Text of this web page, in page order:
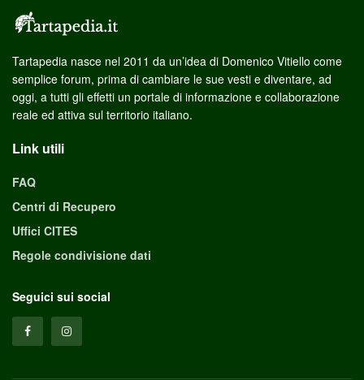
Tartapedia nasce nel 2011 da un’idea di Domenico Vitiello come
semplice forum, prima di cambiare le sue vesti e diventare, ad
oggi, a tutti gli effetti un portale di informazione e collaborazione
reale ed attiva sul territorio italiano.
Link utili
FAQ
Centri di Recupero
Uffici CITES
Regole condivisione dati
Seguici sui social